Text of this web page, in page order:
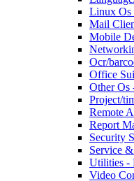
Linux Os
Mail
Mobile
Ocr/
Office
Other Os
Project/
Remote
Report
Security
Service
Utilities -
Video